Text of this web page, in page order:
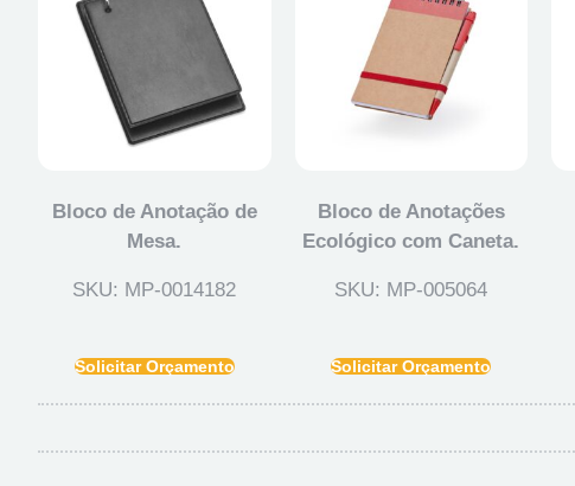
Bloco de Anotação de
Mesa.
SKU: MP-0014182
Solicitar Orçamento
Bloco de Anotações
Ecológico com Caneta.
SKU: MP-005064
Solicitar Orçamento